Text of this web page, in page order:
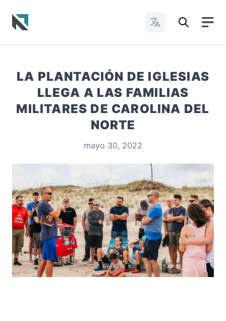
Cambiar idioma
LA PLANTACIÓN DE IGLESIAS
LLEGA A LAS FAMILIAS
MILITARES DE CAROLINA DEL
NORTE
mayo 30, 2022